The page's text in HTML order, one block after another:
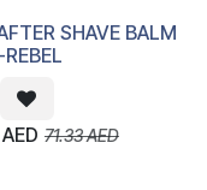
SHAVE BALM
71.33AED